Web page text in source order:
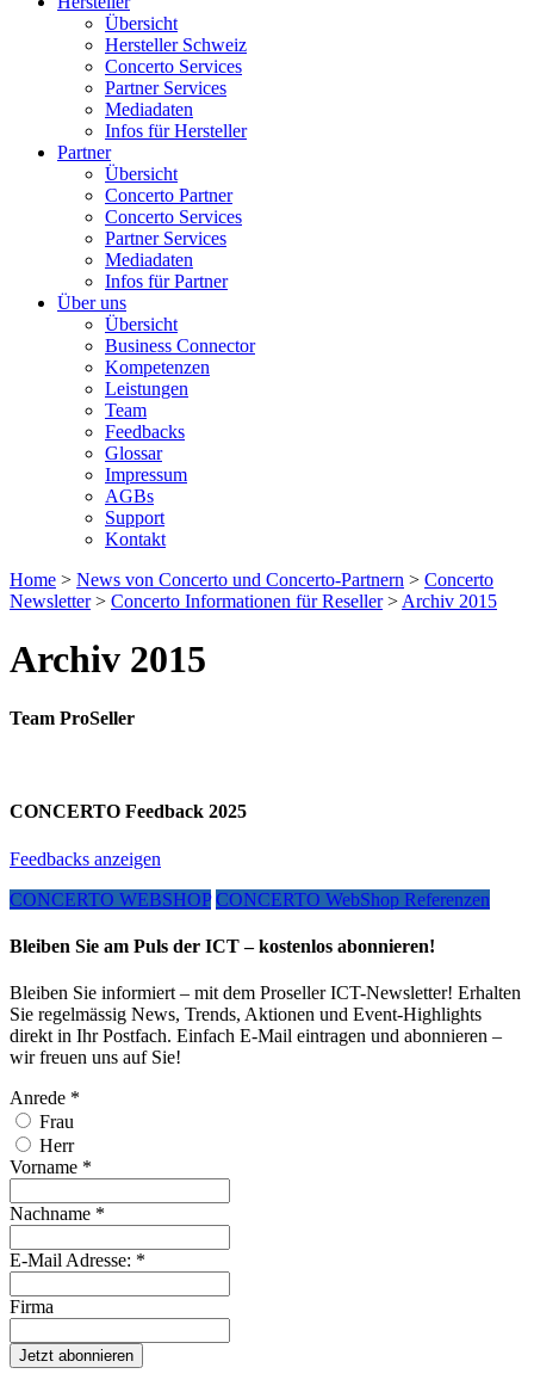
Übersicht
Hersteller Schweiz
Concerto Services
Partner Services
Mediadaten
Infos für Hersteller
Partner
Übersicht
Concerto Partner
Concerto Services
Partner Services
Mediadaten
Infos für Partner
Über uns
Übersicht
Business Connector
Kompetenzen
Leistungen
Team
Feedbacks
Glossar
Impressum
AGBs
Support
Kontakt
Home > News von Concerto und Concerto-Partnern > Concerto
Newsletter> Concerto Informationen für Reseller> Archiv 2015
Archiv 2015
Team ProSeller
CONCERTO Feedback 2025
Feedbacks anzeigen
CONCERTO WEBSHOP CONCERTO WebShop Referenzen
Bleiben Sie am Puls der ICT – kostenlos abonnieren!
Bleiben Sie informiert – mit dem Proseller ICT-Newsletter! Erhalten
Sie regelmässig News, Trends, Aktionen und Event-Highlights
direkt in Ihr Postfach. Einfach E-Mail eintragen und abonnieren –
wir freuen uns auf Sie!
Anrede *
Frau
Herr
Vorname *
Nachname *
E-Mail Adresse: *
Firma